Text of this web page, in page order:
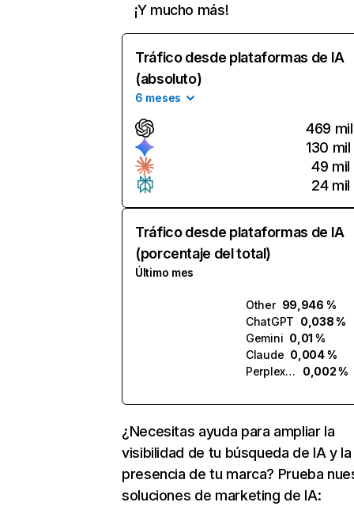
¡Y mucho más!
Tráfico desde plataformas de IA
(absoluto)
6 meses
469 mil
130 mil
49 mil
24 mil
Tráfico desde plataformas de IA
(porcentaje del total)
Último mes
Other 99,946 %
ChatGPT 0,038 %
Gemini 0,01 %
Claude 0,004 %
Perplexity
0,002 %
¿Necesitas ayuda para ampliar la
visibilidad de tu búsqueda de IA y la
presencia de tu marca? Prueba
soluciones de marketing de IA: